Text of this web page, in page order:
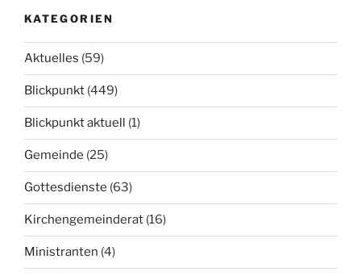
KATEGORIEN
Aktuelles (59)
Blickpunkt (449)
Blickpunkt aktuell (1)
Gemeinde (25)
Gottesdienste (63)
Kirchengemeinderat (16)
Ministranten (4)